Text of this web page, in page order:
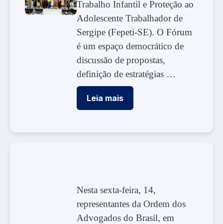
Trabalho Infantil e Proteção ao
Adolescente Trabalhador de
Sergipe (Fepeti-SE). O Fórum
é um espaço democrático de
discussão de propostas,
definição de estratégias …
Leia mais
Nesta sexta-feira, 14,
representantes da Ordem dos
Advogados do Brasil, em